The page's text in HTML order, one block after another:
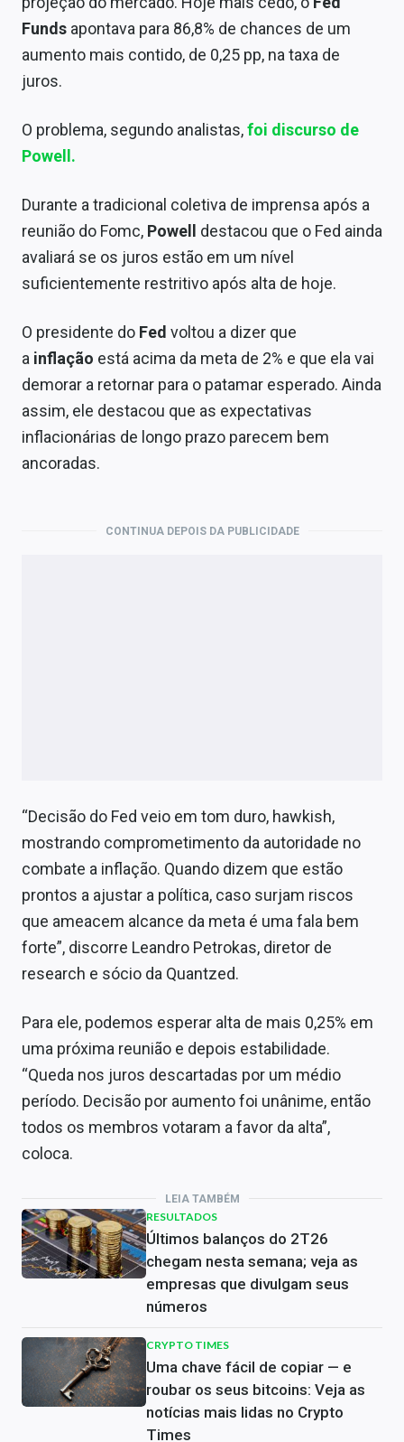
Funds apontava para 86,8% de chances de um
aumento mais contido, de 0,25 pp, na taxa de
juros.
O problema, segundo analistas,foi discurso de
Powell.
Durante a tradicional coletiva de imprensa após a
reunião do Fomc, Powell destacou que o Fed ainda
avaliará se os juros estão em um nível
suficientemente restritivo após alta de hoje.
O presidente do Fed voltou a dizer que
a inflação está acima da meta de 2% e que ela vai
demorar a retornar para o patamar esperado. Ainda
assim, ele destacou que as expectativas
inflacionárias de longo prazo parecem bem
ancoradas.
CONTINUA DEPOIS DA PUBLICIDADE
“Decisão do Fed veio em tom duro, hawkish,
mostrando comprometimento da autoridade no
combate a inflação. Quando dizem que estão
prontos a ajustar a política, caso surjam riscos
que ameacem alcance da meta é uma fala bem
forte”, discorre Leandro Petrokas, diretor de
research e sócio da Quantzed.
Para ele, podemos esperar alta de mais 0,25% em
uma próxima reunião e depois estabilidade.
“Queda nos juros descartadas por um médio
período. Decisão por aumento foi unânime, então
todos os membros votaram a favor da alta”,
coloca.
LEIA TAMBÉM
RESULTADOS
Últimos balanços do 2T26
chegam nesta semana; veja as
empresas que divulgam seus
números
CRYPTO TIMES
Uma chave fácil de copiar — e
roubar os seus bitcoins: Veja as
notícias mais lidas no Crypto
Times